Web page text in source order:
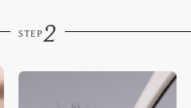
STEP2